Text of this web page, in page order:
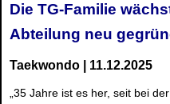
Die TG-Familie
Abteilung neu
Taekwondo | 11.12.2025
„35 Jahre ist es her, seit bei